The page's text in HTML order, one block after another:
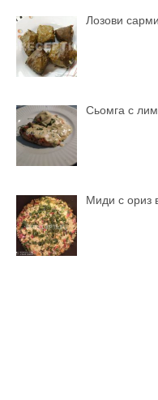
Лозови
Сьомга с
Миди с ориз